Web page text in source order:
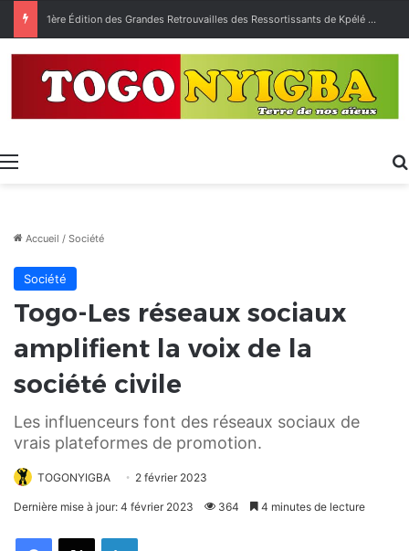
1ère Édition des Grandes Retrouvailles des Ressortissants de Kpélé Govié Apégamé / Sokpé
Menu
Accueil / Société
Société
Togo-Les réseaux sociaux
amplifient la voix de la
société civile
Les influenceurs font des réseaux sociaux de
vrais plateformes de promotion.
TOGONYIGBA 2 février 2023
Dernière mise à jour: 4 février 2023 364 4 minutes de lecture
FacebookX Linkedin